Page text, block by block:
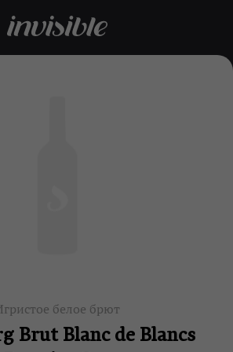
белое брют
Brut Blanc de Blancs